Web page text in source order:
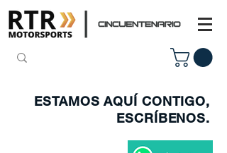
ESTAMOS AQUÍ CONTIGO,
ESCRÍBENOS.